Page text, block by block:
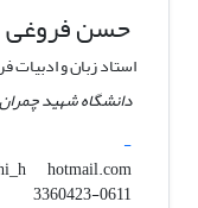
حسن فروغی
استاد زبان و ادبیات
دانشگاه شهید چمران
-
foroughi_h
hotmail.com